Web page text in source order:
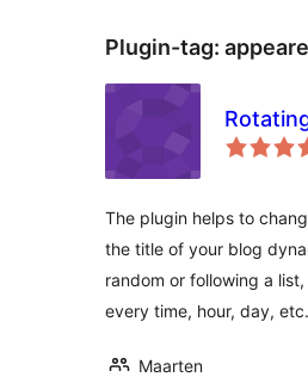
Plugin-tag:
The plugin helps to
the title of your blog
random or following a
every time, hour, day, etc.
Maarten